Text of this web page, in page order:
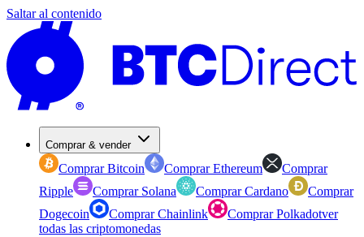
Saltar al contenido
Comprar & vender
Comprar Bitcoin Comprar Ethereum
Comprar
Ripple
Comprar Solana Comprar Cardano
Comprar
Dogecoin
Comprar Chainlink Comprar Polkadotver
todas las criptomonedas